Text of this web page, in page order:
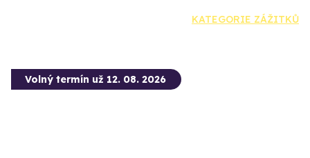
KATEGORIE ZÁŽITKŮ
Volný termín už 12. 08. 2026